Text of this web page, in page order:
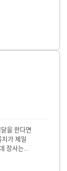
을 한다면
가 제일
장사는
고 이제